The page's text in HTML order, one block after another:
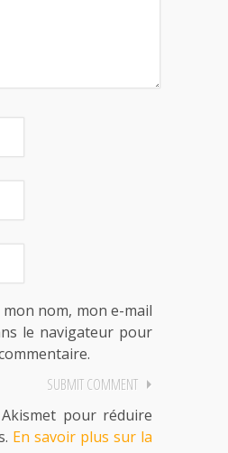
nom, mon e-mail
le navigateur pour
pour réduire
En savoir plus sur la